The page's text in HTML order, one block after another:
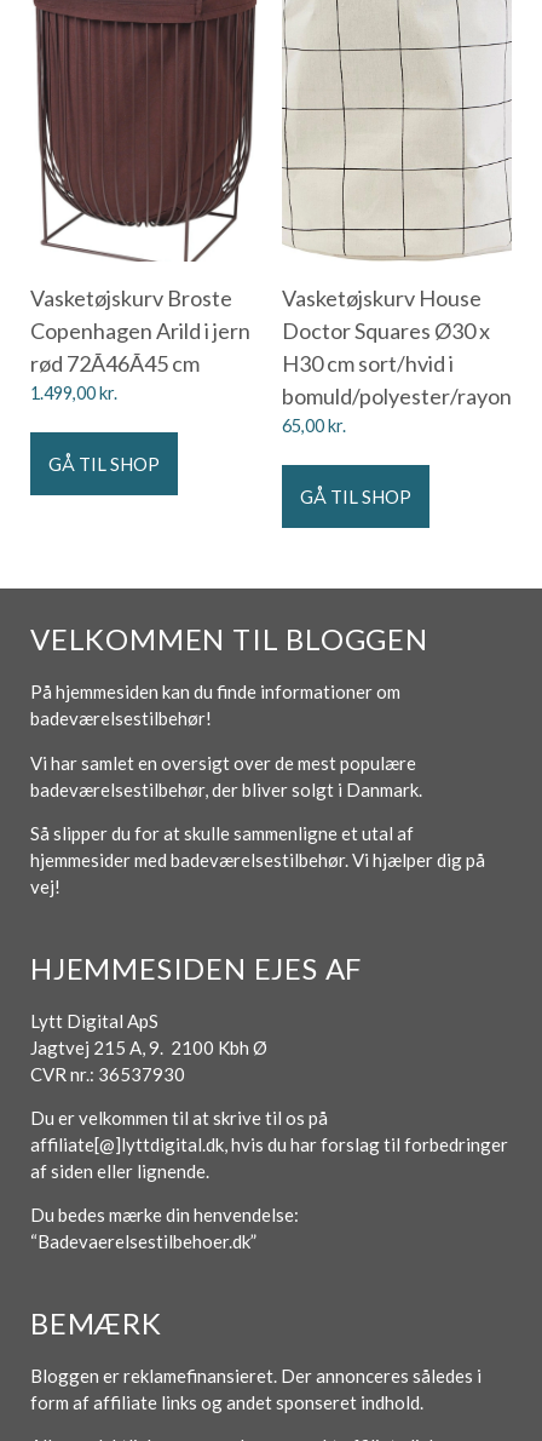
Vasketøjskurv Broste
Copenhagen Arild i jern
rød 72Ã46Ã45 cm
1.499,00kr.
GÅ TIL SHOP
Vasketøjskurv House
Doctor Squares Ø30 x
H30 cm sort/hvid i
bomuld/polyester/rayon
65,00kr.
GÅ TIL SHOP
VELKOMMEN TIL BLOGGEN
På hjemmesiden kan du finde informationer om
badeværelsestilbehør!
Vi har samlet en oversigt over de mest populære
badeværelsestilbehør, der bliver solgt i Danmark.
Så slipper du for at skulle sammenligne et utal af
hjemmesider med badeværelsestilbehør. Vi hjælper dig på
vej!
HJEMMESIDEN EJES AF
Lytt Digital ApS
Jagtvej 215 A, 9. 2100 Kbh Ø
CVR nr.: 36537930
Du er velkommen til at skrive til os på
affiliate[@]lyttdigital.dk, hvis du har forslag til forbedringer
af siden eller lignende.
Du bedes mærke din henvendelse:
“Badevaerelsestilbehoer.dk”
BEMÆRK
Bloggen er reklamefinansieret. Der annonceres således i
form af affiliate links og andet sponseret indhold.